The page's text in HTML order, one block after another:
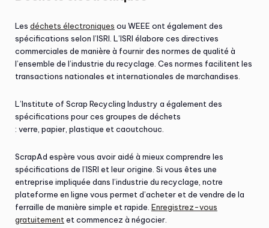
Les déchets électroniques ou WEEE ont également des
spécifications selon l’ISRI. L’ISRI élabore ces directives
commerciales de manière à fournir des normes de qualité à
l’ensemble de l’industrie du recyclage. Ces normes facilitent les
transactions nationales et internationales de marchandises.
L’Institute of Scrap Recycling Industry a également des
spécifications pour ces groupes de déchets
: verre, papier, plastique et caoutchouc.
ScrapAd espère vous avoir aidé à mieux comprendre les
spécifications de l’ISRI et leur origine. Si vous êtes une
entreprise impliquée dans l’industrie du recyclage, notre
plateforme en ligne vous permet d’acheter et de vendre de la
ferraille de manière simple et rapide. Enregistrez-vous
gratuitement et commencez à négocier.